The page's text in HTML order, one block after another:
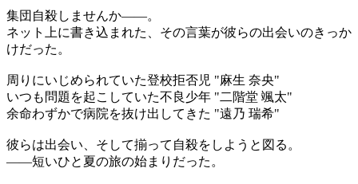
集団自殺しませんか――。
ネット上に書き込まれた、その言葉が彼らの出会いのきっか
けだった。
周りにいじめられていた登校拒否児 "麻生 奈央"
いつも問題を起こしていた不良少年 "二階堂 颯太"
余命わずかで病院を抜け出してきた "遠乃 瑞希"
彼らは出会い、そして揃って自殺をしようと図る。
――短いひと夏の旅の始まりだった。